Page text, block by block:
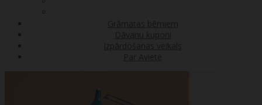
Grāmatas bērniem
Dāvanu kuponi
Izpārdošanas veikals
Par Avietė